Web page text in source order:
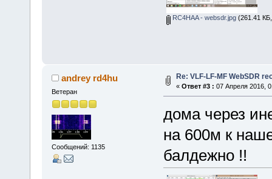
RC4HAA - websdr.jpg(261.41 КБ,
andrey rd4hu
Ветеран
Сообщений: 1135
Re: VLF-LF-MF WebSDR
« Ответ #3 : 07 Апреля 2016,
дома через
на 600м к
балдежно !!